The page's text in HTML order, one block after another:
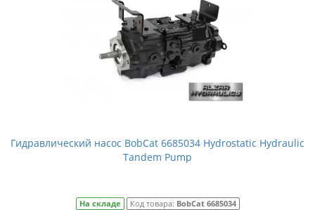
Гидравлический насос BobCat 6685034 Hydrostatic Hydraulic
Tandem Pump
На складе Код товара: BobCat 6685034